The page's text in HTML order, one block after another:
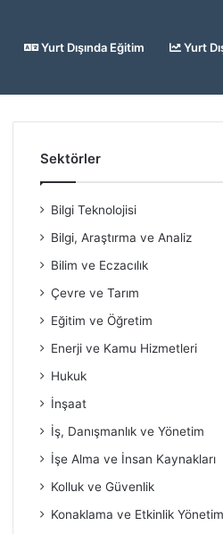
Yurt Dışında Eğitim Yurt
Sektörler
Bilgi Teknolojisi
Bilgi, Araştırma ve Analiz
Bilim ve Eczacılık
Çevre ve Tarım
Eğitim ve Öğretim
Enerji ve Kamu Hizmetleri
Hukuk
İnşaat
İş, Danışmanlık ve Yönetim
İşe Alma ve İnsan Kaynakları
Kolluk ve Güvenlik
Konaklama ve Etkinlik